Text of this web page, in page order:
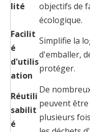
lité
objectifs de
écologique.
Facilit
é
d'utilis
ation
Simplifie la
d'emballer,
protéger.
Réutili
sabilit
é
De
peuvent
plusieurs